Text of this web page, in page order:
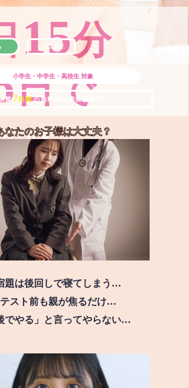
15分
日で
つける
小学生・中学生・高校生 対象
賛 7 日間の無料体験授業実施中!! ／
公式LINE
なたのお子様は大丈夫？
題は後回しで寝てしまう…
テスト前も親が焦るだけ…
でやる」と言ってやらない…